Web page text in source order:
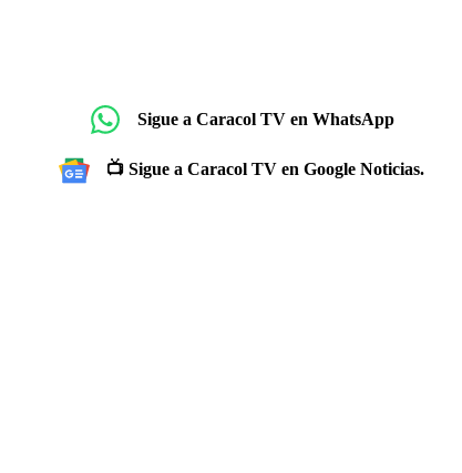
Sigue a Caracol TV en WhatsApp
📺 Sigue a Caracol TV en Google Noticias.